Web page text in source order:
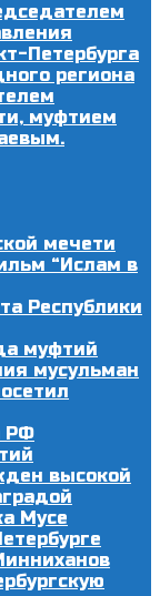
Петербурга
региона
муфтием
мечети
“Ислам в
Республики
муфтий
мусульман
РФ
высокой
Мусе